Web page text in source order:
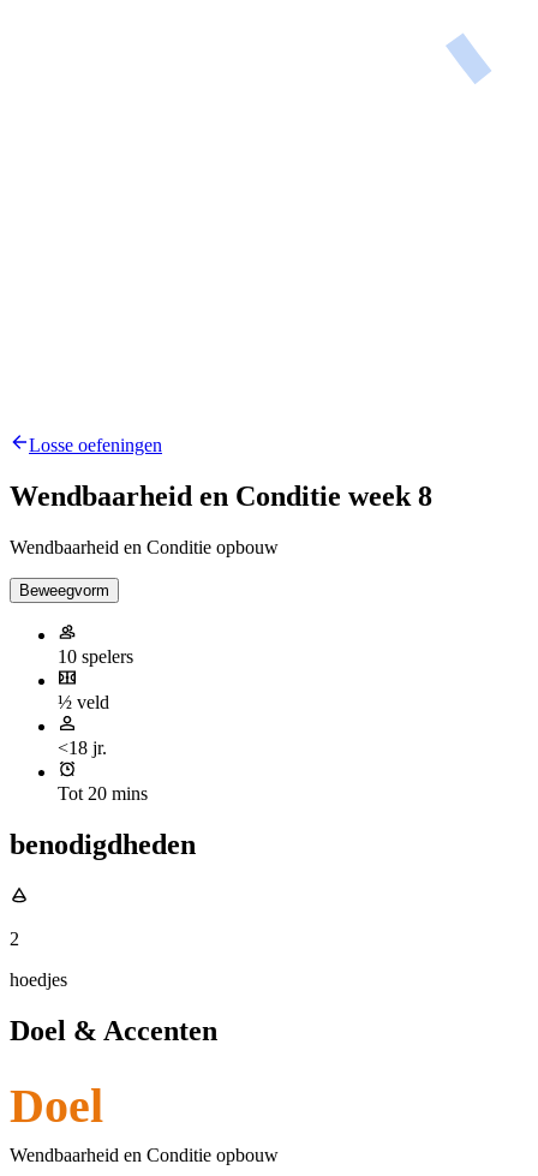
Losse oefeningen
Wendbaarheid en Conditie week 8
Wendbaarheid en Conditie opbouw
Beweegvorm
10 spelers
½ veld
<18 jr.
Tot 20 mins
benodigdheden
2
hoedjes
Doel & Accenten
Doel
Wendbaarheid en Conditie opbouw